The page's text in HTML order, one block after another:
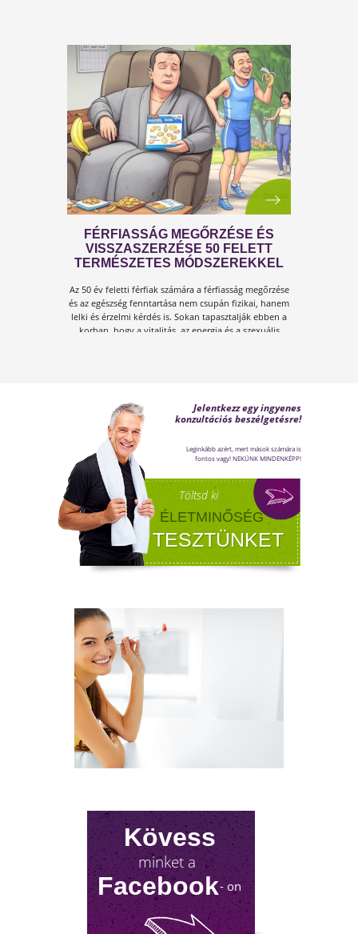
A KÁNIKULA 6 LEGFŐBB
VESZÉLYE
Amikor a hőmérséklet tartósan 30–35 °C fölé
emelkedik, szervezetünk hőszabályozó
rendszere komoly terhelés alá kerül.Tünetek,
megoldások!
FÉRFI VÁLTOZÓKOR - A
LEHETŐSÉGET LÁSD MEG
Sokan gondolják, hogy a változókor csak a
nőket érinti. Valójában a férfiaknál is
jelentkezik a tesztoszteronszint fokozatos
csökkenése, amit andropauzának vagy
férfiklimaxnak nevezünk. Honnan tudod,
elért téged is? Hogyan tudod megállítani?
Kövess
minket a
Facebook- on